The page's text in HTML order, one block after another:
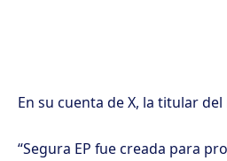
En su cuenta de X, la titular
“Segura EP fue creada para